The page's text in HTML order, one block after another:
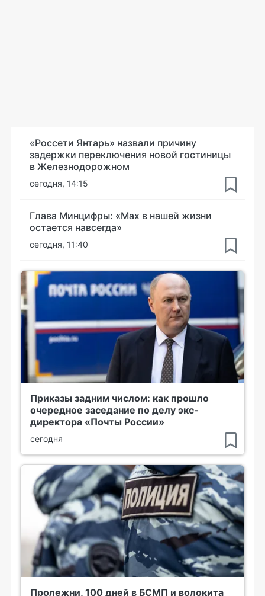
«Россети Янтарь» назвали причину
задержки переключения новой гостиницы
в Железнодорожном
сегодня, 14:15
Глава Минцифры: «Мах в нашей жизни
остается навсегда»
сегодня, 11:40
Приказы задним числом: как прошло
очередное заседание по делу экс-
директора «Почты России»
сегодня
Пролежни, 100 дней в БСМП и волокита